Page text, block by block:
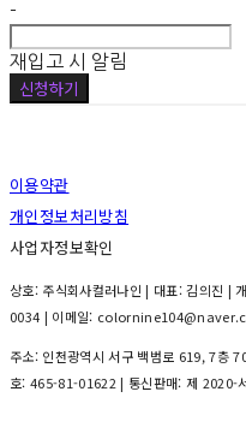
-
재입고 시 알림
신청하기
이용약관
개인정보처리방침
사업자정보확인
상호: 주식회사컬러나인 | 대표: 김의진 |
0034 | 이메일:
주소: 인천광역시 서구 백범로 619, 7층
호: 465-81-01622 | 통신판매: 제 2020-